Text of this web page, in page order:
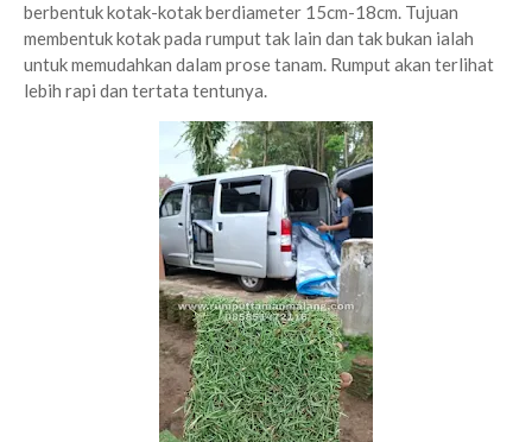
berbentuk kotak-kotak berdiameter 15cm-18cm. Tujuan
membentuk kotak pada rumput tak lain dan tak bukan ialah
untuk memudahkan dalam prose tanam. Rumput akan terlihat
lebih rapi dan tertata tentunya.